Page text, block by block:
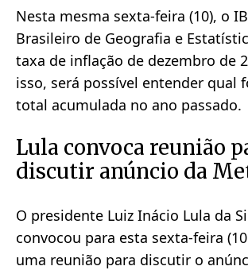
Nesta mesma sexta-feira (10), o
Brasileiro de Geografia e
taxa de inflação de dezembro de
isso, será possível entender qual
total acumulada no ano passado.
Lula convoca reunião
discutir anúncio da
O presidente Luiz Inácio Lula da
convocou para esta sexta-feira
uma reunião para discutir o